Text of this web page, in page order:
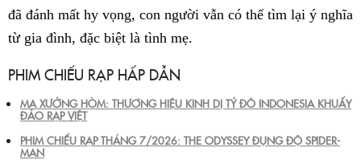
đã đánh mất hy vọng, con người vẫn có thể tìm lại ý nghĩa
từ gia đình, đặc biệt là tình mẹ.
PHIM CHIẾU RẠP HẤP DẪN
MA XƯỞNG HÒM: THƯƠNG HIỆU KINH DỊ TỶ ĐÔ INDONESIA KHUẤY
ĐẢO RẠP VIỆT
PHIM CHIẾU RẠP THÁNG 7/2026: THE ODYSSEY ĐỤNG ĐỘ SPIDER-
MAN